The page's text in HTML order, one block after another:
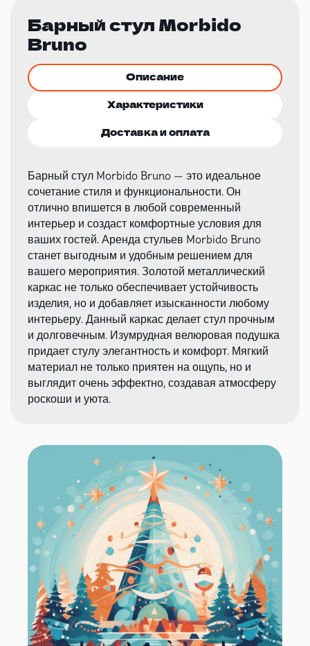
Барный стул Morbido
Bruno
Описание
Характеристики
Доставка и оплата
Барный стул Morbido Bruno — это идеальное
сочетание стиля и функциональности. Он
отлично впишется в любой современный
интерьер и создаст комфортные условия для
ваших гостей. Аренда стульев Morbido Bruno
станет выгодным и удобным решением для
вашего мероприятия. Золотой металлический
каркас не только обеспечивает устойчивость
изделия, но и добавляет изысканности любому
интерьеру. Данный каркас делает стул прочным
и долговечным. Изумрудная велюровая подушка
придает стулу элегантность и комфорт. Мягкий
материал не только приятен на ощупь, но и
выглядит очень эффектно, создавая атмосферу
роскоши и уюта.